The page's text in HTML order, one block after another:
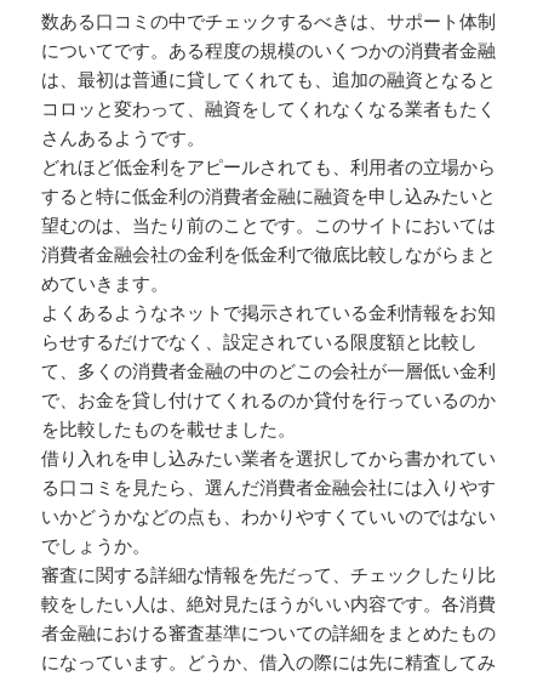
数ある口コミの中でチェックするべきは、サポート体制
についてです。ある程度の規模のいくつかの消費者金融
は、最初は普通に貸してくれても、追加の融資となると
コロッと変わって、融資をしてくれなくなる業者もたく
さんあるようです。
どれほど低金利をアピールされても、利用者の立場から
すると特に低金利の消費者金融に融資を申し込みたいと
望むのは、当たり前のことです。このサイトにおいては
消費者金融会社の金利を低金利で徹底比較しながらまと
めていきます。
よくあるようなネットで掲示されている金利情報をお知
らせするだけでなく、設定されている限度額と比較し
て、多くの消費者金融の中のどこの会社が一層低い金利
で、お金を貸し付けてくれるのか貸付を行っているのか
を比較したものを載せました。
借り入れを申し込みたい業者を選択してから書かれてい
る口コミを見たら、選んだ消費者金融会社には入りやす
いかどうかなどの点も、わかりやすくていいのではない
でしょうか。
審査に関する詳細な情報を先だって、チェックしたり比
較をしたい人は、絶対見たほうがいい内容です。各消費
者金融における審査基準についての詳細をまとめたもの
になっています。どうか、借入の際には先に精査してみ